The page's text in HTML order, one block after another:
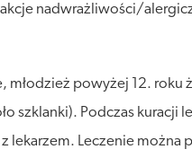
nadwrażliwości/
młodzież powyżej 12.
szklanki). Podczas kuracji
lekarzem. Leczenie